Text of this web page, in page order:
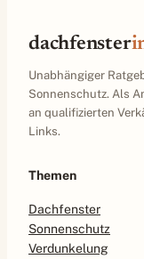
dachfenster
Unabhängiger
Sonnenschutz. Als
an qualifizierten
Links.
Themen
Dachfenster
Sonnenschutz
Verdunkelung